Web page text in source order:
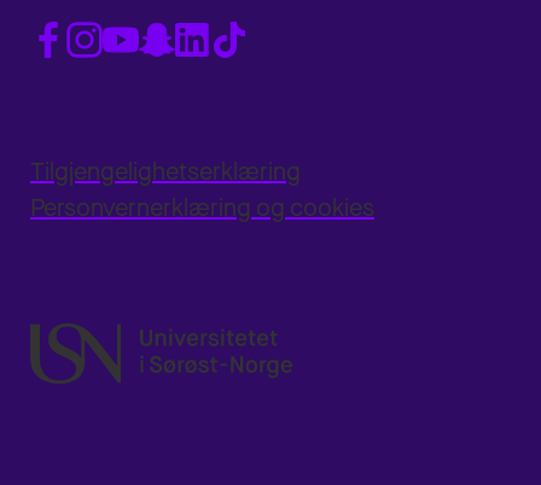
Tilgjengelighetserklæring
Personvernerklæring og cookies